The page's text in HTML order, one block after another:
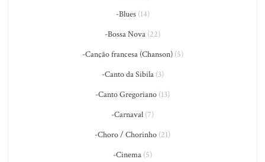
-Blues(14)
-Bossa Nova (22)
-Canção francesa (Chanson)(5)
-Canto da Sibila(3)
-Canto Gregoriano (13)
-Carnaval (7)
-Choro / Chorinho (21)
-Cinema (5)